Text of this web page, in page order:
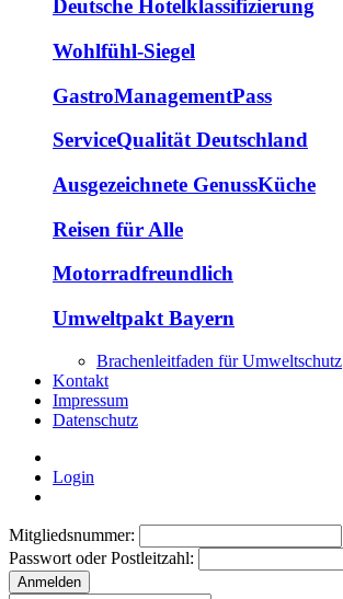
Deutsche Hotelklassifizierung
Wohlfühl-Siegel
GastroManagementPass
ServiceQualität Deutschland
Ausgezeichnete GenussKüche
Reisen für Alle
Motorradfreundlich
Umweltpakt Bayern
Brachenleitfaden für Umweltschutz
Kontakt
Impressum
Datenschutz
Login
Mitgliedsnummer:
Passwort oder Postleitzahl:
Anmelden